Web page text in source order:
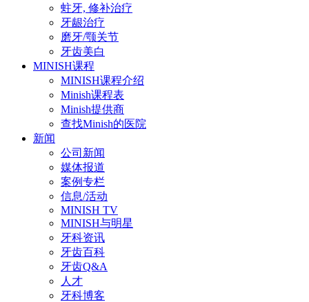
蛀牙, 修补治疗
牙龈治疗
磨牙/颚关节
牙齿美白
MINISH课程
MINISH课程介绍
Minish课程表
Minish提供商
查找Minish的医院
新闻
公司新闻
媒体报道
案例专栏
信息/活动
MINISH TV
MINISH与明星
牙科资讯
牙齿百科
牙齿Q&A
人才
牙科博客